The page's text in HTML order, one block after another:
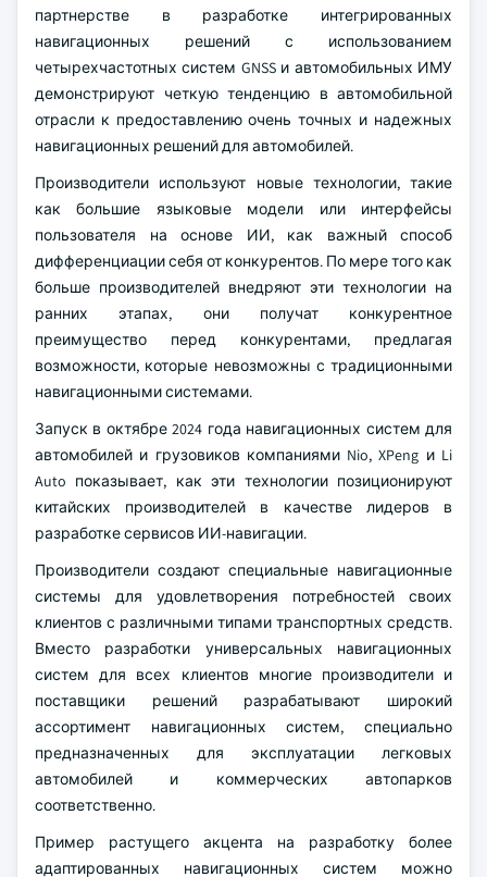
партнерстве в разработке интегрированных
навигационных решений с использованием
четырехчастотных систем GNSS и автомобильных ИМУ
демонстрируют четкую тенденцию в автомобильной
отрасли к предоставлению очень точных и надежных
навигационных решений для автомобилей.
Производители используют новые технологии, такие
как большие языковые модели или интерфейсы
пользователя на основе ИИ, как важный способ
дифференциации себя от конкурентов. По мере того как
больше производителей внедряют эти технологии на
ранних этапах, они получат конкурентное
преимущество перед конкурентами, предлагая
возможности, которые невозможны с традиционными
навигационными системами.
Запуск в октябре 2024 года навигационных систем для
автомобилей и грузовиков компаниями Nio, XPeng и Li
Auto показывает, как эти технологии позиционируют
китайских производителей в качестве лидеров в
разработке сервисов ИИ-навигации.
Производители создают специальные навигационные
системы для удовлетворения потребностей своих
клиентов с различными типами транспортных средств.
Вместо разработки универсальных навигационных
систем для всех клиентов многие производители и
поставщики решений разрабатывают широкий
ассортимент навигационных систем, специально
предназначенных для эксплуатации легковых
автомобилей и коммерческих автопарков
соответственно.
Пример растущего акцента на разработку более
адаптированных навигационных систем можно